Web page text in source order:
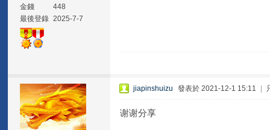
金錢
448
最後登錄 2025-7-7
jiapinshuizu 發表於 2021-12-1 15:11
谢谢分享